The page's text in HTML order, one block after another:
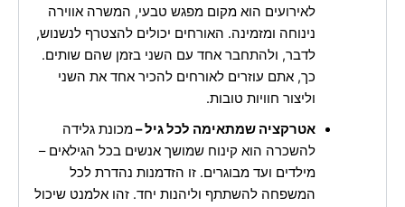
לאירועים הוא מקום מפגש טבעי, המשרה אווירה
נינוחה ומזמינה. האורחים יכולים להצטרף לנשנוש,
לדבר, ולהתחבר אחד עם השני בזמן שהם שותים.
כך, אתם עוזרים לאורחים להכיר אחד את השני
וליצור חוויות טובות.
אטרקציה שמתאימה לכל גיל –מכונת גלידה
להשכרה הוא קינוח שמושך אנשים בכל הגילאים –
מילדים ועד מבוגרים. זו הזדמנות נהדרת לכל
המשפחה להשתתף וליהנות יחד. זהו אלמנט שיכול